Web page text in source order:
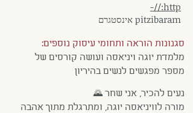
http://-
pitzibaram אינסטגרם
סגנונות הוראה ותחומי עיסוק נוספים:
מלמדת יוגה ויניאסה ועושה קורסים של
מספר מפגשים לנשים בהיריון
נעים להכיר, אני שחר 🌄
מורה לוויניאסה יוגה, ומתרגלת מתוך אהבה